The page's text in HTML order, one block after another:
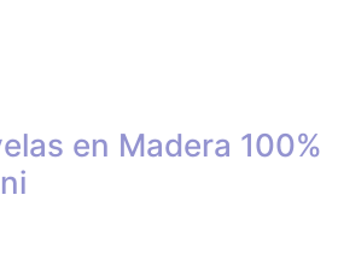
en Madera 100%